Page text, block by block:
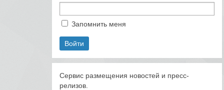
Запомнить меня
Сервис размещения новостей и пресс-
релизов.